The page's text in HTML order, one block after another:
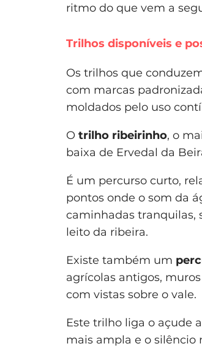
ritmo do que vem a
Trilhos disponíveis e
Os trilhos que
com marcas
moldados pelo uso
O trilho ribeirinho, o
baixa de Ervedal da
É um percurso curto,
pontos onde o som da
caminhadas tranquilas,
leito da ribeira.
Existe também um
agrícolas antigos,
com vistas sobre o vale.
Este trilho liga o açude
mais ampla e o silêncio